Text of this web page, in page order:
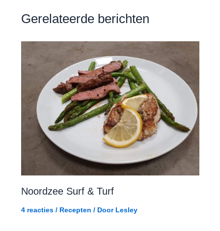
Gerelateerde berichten
Noordzee Surf & Turf
4 reacties / Recepten / Door Lesley